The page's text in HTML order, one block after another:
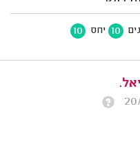
10 יחס 10